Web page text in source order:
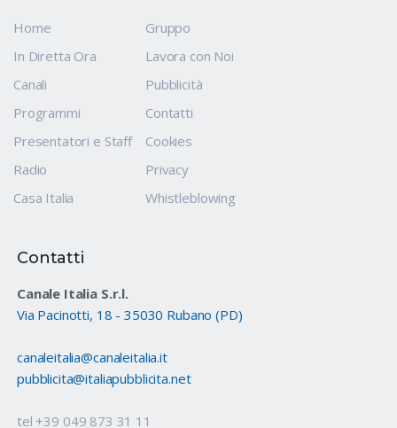
Home
In Diretta Ora
Canali
Programmi
Presentatori e Staff
Radio
Casa Italia
Gruppo
Lavora con Noi
Pubblicità
Contatti
Cookies
Privacy
Whistleblowing
Contatti
Canale Italia S.r.l.
Via Pacinotti, 18 - 35030 Rubano (PD)
canaleitalia@canaleitalia.it
pubblicita@italiapubblicita.net
tel +39 049 873 31 11